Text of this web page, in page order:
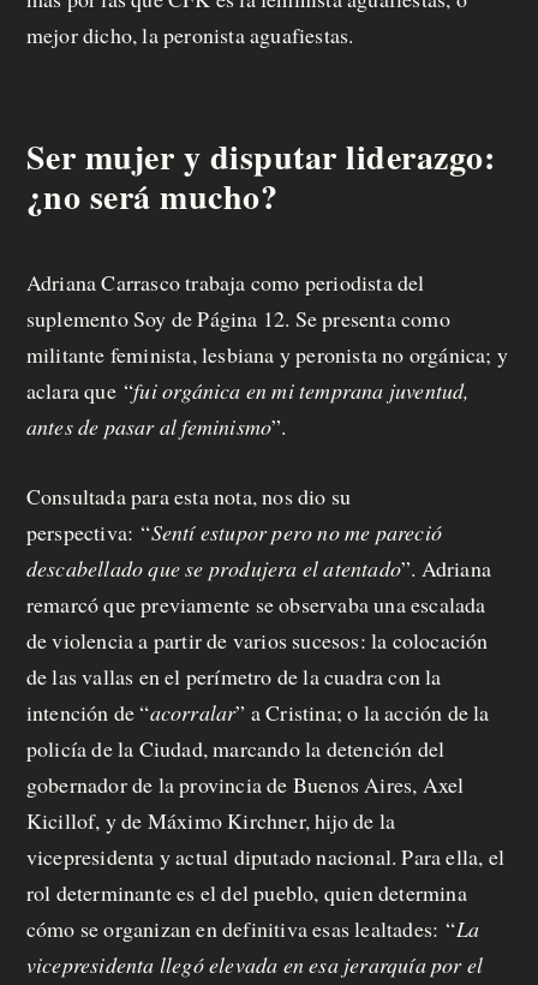
mejor dicho, la peronista aguafiestas.
Ser mujer y disputar liderazgo:
¿no será mucho?
Adriana Carrasco trabaja como periodista del
suplemento Soy de Página 12. Se presenta como
militante feminista, lesbiana y peronista no orgánica; y
aclara que“fui orgánica en mi temprana juventud,
antes de pasar al feminismo”.
Consultada para esta nota, nos dio su
perspectiva:“Sentí estupor pero no me pareció
descabellado que se produjera el atentado”. Adriana
remarcó que previamente se observaba una escalada
de violencia a partir de varios sucesos: la colocación
de las vallas en el perímetro de la cuadra con la
intención de “acorralar” a Cristina; o la acción de la
policía de la Ciudad, marcando la detención del
gobernador de la provincia de Buenos Aires, Axel
Kicillof, y de Máximo Kirchner, hijo de la
vicepresidenta y actual diputado nacional. Para ella, el
rol determinante es el del pueblo, quien determina
cómo se organizan en definitiva esas lealtades:“La
vicepresidenta llegó elevada en esa jerarquía por el